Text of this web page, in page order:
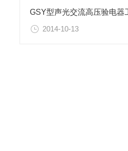
2014-10-13